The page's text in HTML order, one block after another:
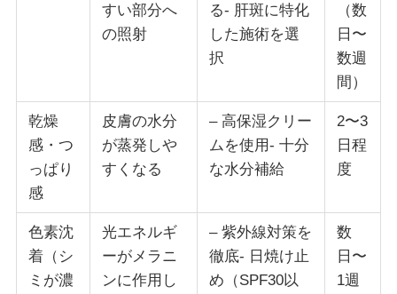
すい部分へ
の照射
る- 肝斑に特化
した施術を選
択
（数
日〜
数週
間）
乾燥
感・つ
っぱり
感
皮膚の水分
が蒸発しや
すくなる
– 高保湿クリー
ムを使用- 十分
な水分補給
2〜3
日程
度
色素沈
着（シ
ミが濃
光エネルギ
ーがメラニ
ンに作用し
– 紫外線対策を
徹底- 日焼け止
め（SPF30以
数
日〜
1週